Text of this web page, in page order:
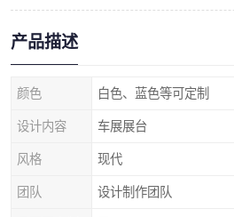
产品描述
颜色 白色、蓝色等可定制
设计内容 车展展台
风格 现代
团队 设计制作团队